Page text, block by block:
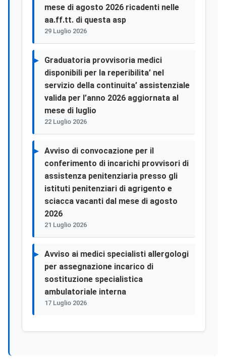
mese di agosto 2026 ricadenti nelle
aa.ff.tt. di questa asp
29 Luglio 2026
Graduatoria provvisoria medici
disponibili per la reperibilita’ nel
servizio della continuita’ assistenziale
valida per l’anno 2026 aggiornata al
mese di luglio
22 Luglio 2026
Avviso di convocazione per il
conferimento di incarichi provvisori di
assistenza penitenziaria presso gli
istituti penitenziari di agrigento e
sciacca vacanti dal mese di agosto
2026
21 Luglio 2026
Avviso ai medici specialisti allergologi
per assegnazione incarico di
sostituzione specialistica
ambulatoriale interna
17 Luglio 2026